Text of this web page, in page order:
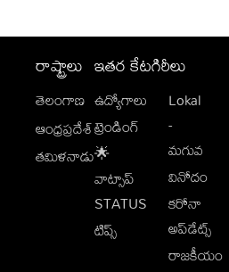
రాష్ట్రాలు
తెలంగాణ
ఆంధ్రప్రదేశ్
తమిళనాడు
ఇతర కేటగిరీలు
ఉద్యోగాలు
ట్రెండింగ్
🌟
వాట్సాప్
STATUS
టిప్స్
Lokal
-
మగువ
వినోదం
కరోనా
అప్‌డేట్స్
రాజకీయం